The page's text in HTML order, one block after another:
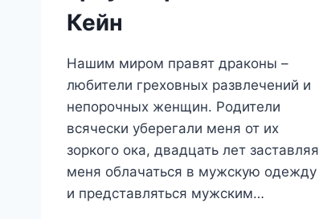
Кейн
Нашим миром правят драконы –
любители греховных развлечений и
непорочных женщин. Родители
всячески уберегали меня от их
зоркого ока, двадцать лет заставляя
меня облачаться в мужскую одежду
и представляться мужским…